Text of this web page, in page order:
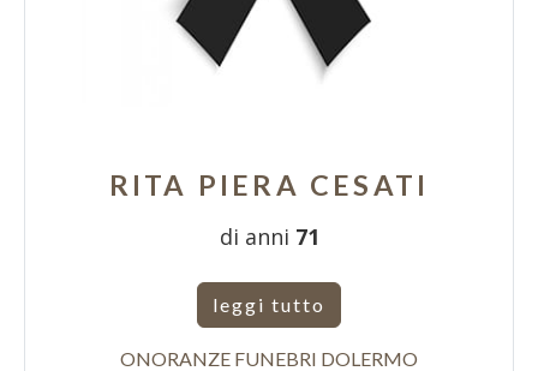
RITA PIERA CESATI
di anni 71
leggi tutto
ONORANZE FUNEBRI DOLERMO